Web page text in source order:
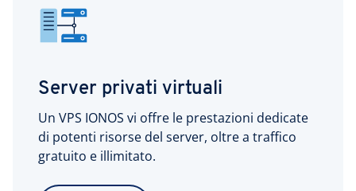
Server privati virtuali
Un VPS IONOS vi offre le prestazioni dedicate
di potenti risorse del server, oltre a traffico
gratuito e illimitato.